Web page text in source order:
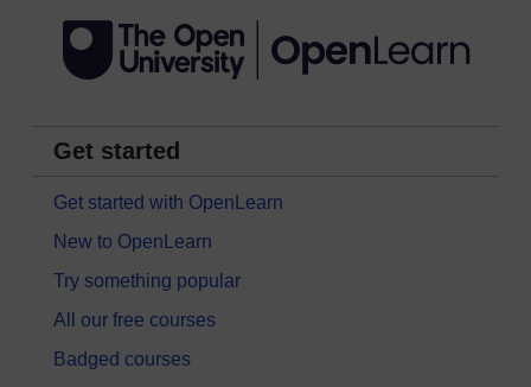
Get started
Get started with OpenLearn
New to OpenLearn
Try something popular
All our free courses
Badged courses